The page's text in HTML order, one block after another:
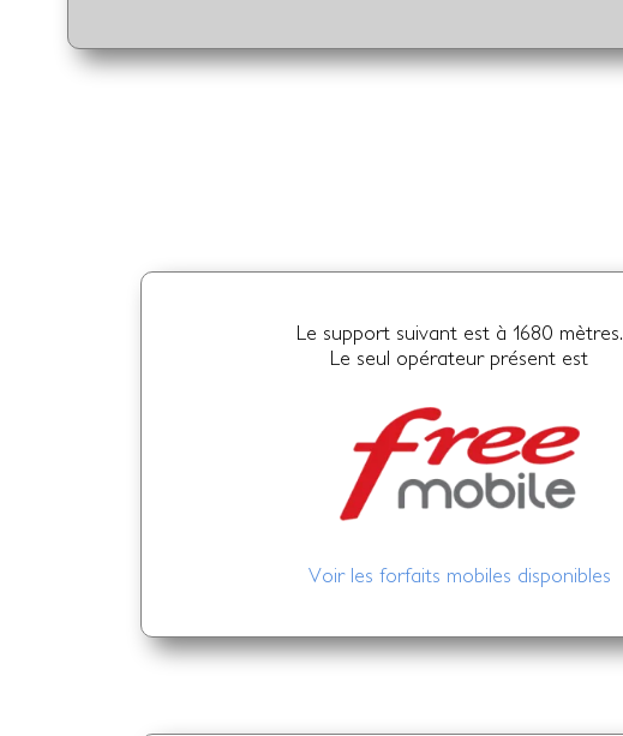
Le support suivant est à 1680 mètres.
Le seul opérateur présent est
Voir les forfaits mobiles disponibles